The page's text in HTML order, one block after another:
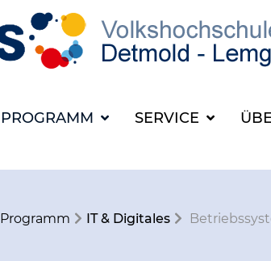
PROGRAMM SERVICE
Programm IT & Digitales